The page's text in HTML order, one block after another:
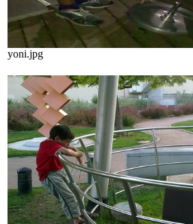
yoni.jpg